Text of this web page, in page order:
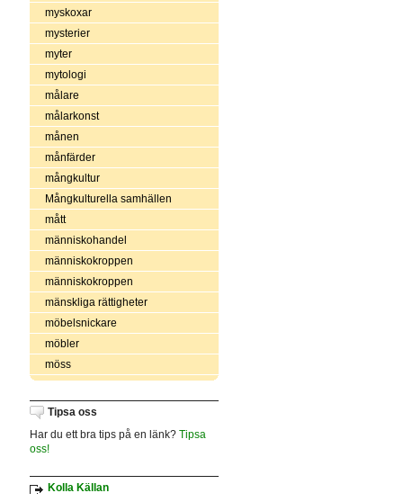
myskoxar
mysterier
myter
mytologi
målare
målarkonst
månen
månfärder
mångkultur
Mångkulturella samhällen
mått
människohandel
människokroppen
människokroppen
mänskliga rättigheter
möbelsnickare
möbler
möss
Tipsa oss
Har du ett bra tips på en länk? Tipsa
oss!
Kolla Källan